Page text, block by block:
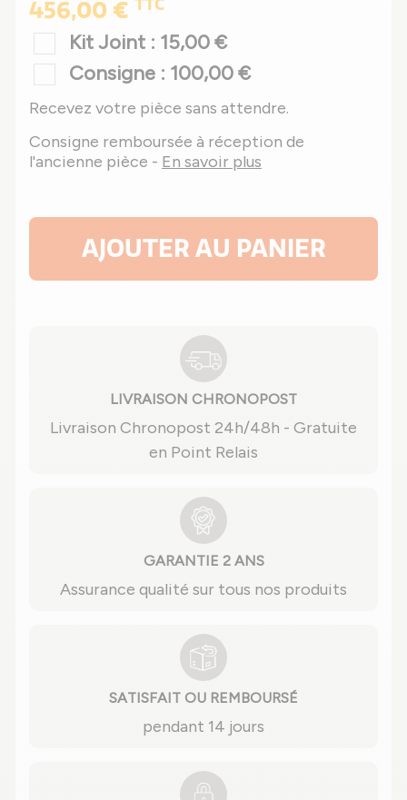
456,00 € TTC
Kit Joint : 15,00 €
Consigne : 100,00 €
Recevez votre pièce sans attendre.
Consigne remboursée à réception de
l'ancienne pièce - En savoir plus
AJOUTER AU PANIER
LIVRAISON CHRONOPOST
Livraison Chronopost 24h/48h - Gratuite
en Point Relais
GARANTIE 2 ANS
Assurance qualité sur tous nos produits
SATISFAIT OU REMBOURSÉ
pendant 14 jours